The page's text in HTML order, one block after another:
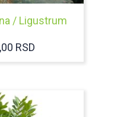
/ Ligustrum
RSD